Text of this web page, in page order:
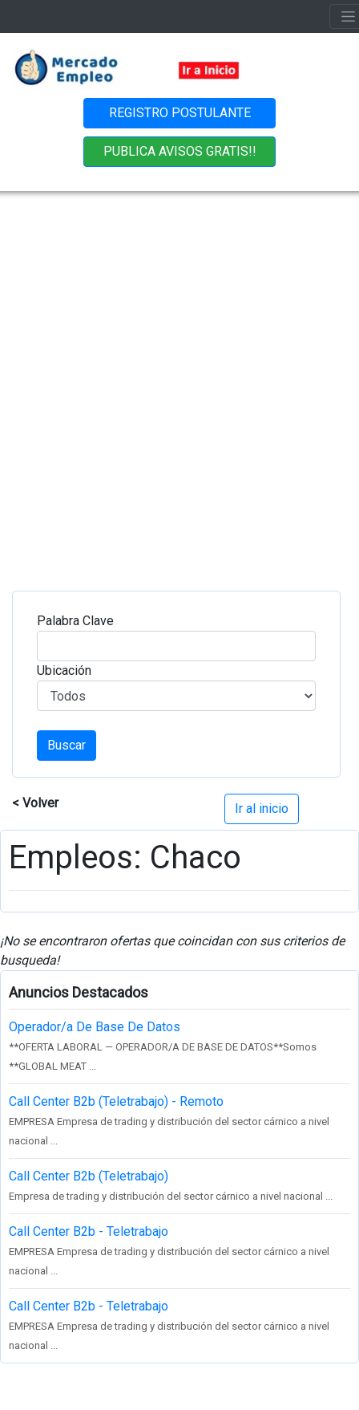
REGISTRO POSTULANTE
PUBLICA AVISOS GRATIS!!
Palabra Clave
Ubicación
Buscar
< Volver Ir al inicio
Empleos: Chaco
¡No se encontraron ofertas que coincidan con sus criterios de
busqueda!
Anuncios Destacados
Operador/a De Base De Datos
**OFERTA LABORAL — OPERADOR/A DE BASE DE DATOS**Somos
**GLOBAL MEAT ...
Call Center B2b (Teletrabajo) - Remoto
EMPRESA Empresa de trading y distribución del sector cárnico a nivel
nacional ...
Call Center B2b (Teletrabajo)
Empresa de trading y distribución del sector cárnico a nivel nacional ...
Call Center B2b - Teletrabajo
EMPRESA Empresa de trading y distribución del sector cárnico a nivel
nacional ...
Call Center B2b - Teletrabajo
EMPRESA Empresa de trading y distribución del sector cárnico a nivel
nacional ...